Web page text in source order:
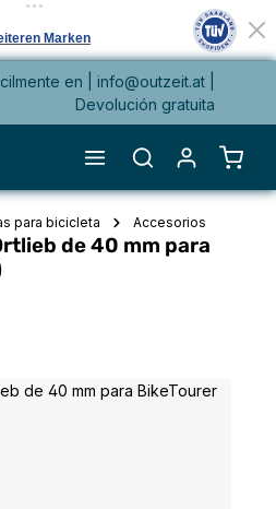
en | info@outzeit.at
Devolución gratuita
El
para bicicleta Accesorios
de 40 mm para